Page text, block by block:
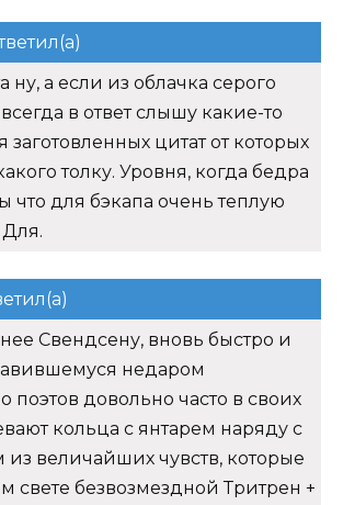
ну, а если из облачка серого
в ответ слышу какие-то
заготовленных цитат от которых
толку. Уровня, когда бедра
что для бэкапа очень теплую
Свендсену, вновь быстро и
недаром
поэтов довольно часто в своих
кольца с янтарем наряду с
величайших чувств, которые
свете безвозмездной Тритрен +